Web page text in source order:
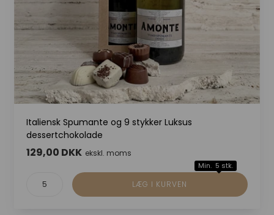
Italiensk Spumante og 9 stykker Luksus
dessertchokolade
129,00 DKK ekskl. moms
Min. 5 stk.